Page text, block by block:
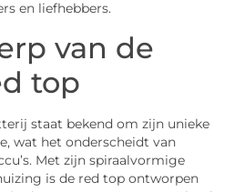
en liefhebbers.
van de
top
staat bekend om zijn unieke
wat het onderscheidt van
Met zijn spiraalvormige
is de red top ontworpen